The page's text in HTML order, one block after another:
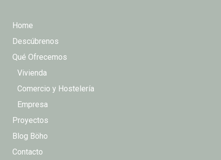
Home
Descúbrenos
Qué Ofrecemos
Vivienda
Comercio y Hostelería
Empresa
Proyectos
Blog Böho
Contacto